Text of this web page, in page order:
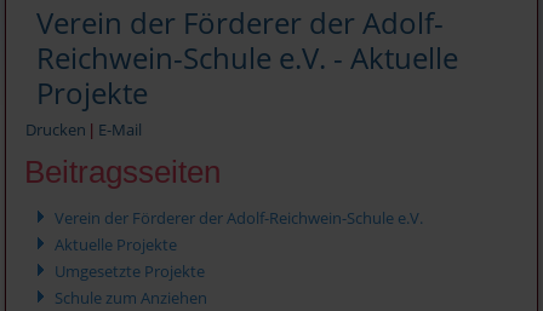
Verein der Förderer der Adolf-
Reichwein-Schule e.V. - Aktuelle
Projekte
Drucken | E-Mail
Beitragsseiten
Verein der Förderer der Adolf-Reichwein-Schule e.V.
Aktuelle Projekte
Umgesetzte Projekte
Schule zum Anziehen